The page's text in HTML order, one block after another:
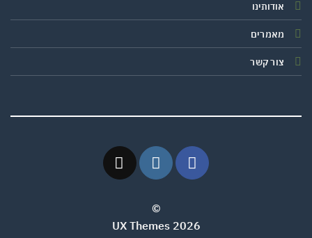
אודותינו
מאמרים
צור קשר
2026 UX Themes